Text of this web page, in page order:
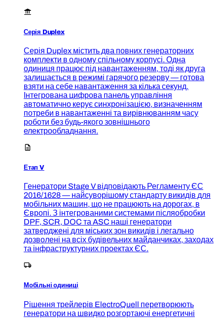
Серія Duplex
Серія Duplex містить два повних генераторних
комплекти в одному спільному корпусі. Одна
одиниця працює під навантаженням, тоді як друга
залишається в режимі гарячого резерву — готова
взяти на себе навантаження за кілька секунд.
Інтегрована цифрова панель управління
автоматично керує синхронізацією, визначенням
потреби в навантаженні та вирівнюванням часу
роботи без будь-якого зовнішнього
електрообладнання.
Етап V
Генератори Stage V відповідають Регламенту ЄС
2016/1628 — найсуворішому стандарту викидів для
мобільних машин, що не працюють на дорогах, в
Європі. З інтегрованими системами післяобробки
DPF, SCR, DOC та ASC наші генератори
затверджені для міських зон викидів і легально
дозволені на всіх будівельних майданчиках, заходах
та інфраструктурних проектах ЄС.
Мобільні одиниці
Рішення трейлерів ElectroQuell перетворюють
генератори на швидко розгортаючі енергетичні